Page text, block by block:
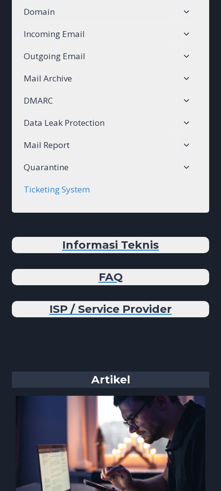
menu
Domain
Toggle
menu
Incoming Email
Toggle
menu
Outgoing Email
Toggle
menu
Mail Archive
Toggle
menu
DMARC
Toggle
menu
Data Leak Protection
Toggle
menu
Mail Report
Toggle
menu
Quarantine
Toggle
Ticketing System
Informasi Teknis
FAQ
ISP / Service Provider
Artikel